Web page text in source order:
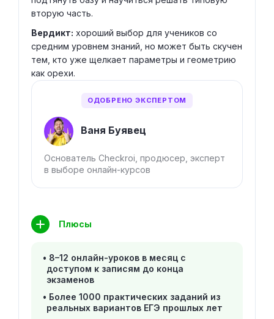
вторую часть.
Вердикт: хороший выбор для учеников со
средним уровнем знаний, но может быть скучен
тем, кто уже щелкает параметры и геометрию
как орехи.
ОДОБРЕНО ЭКСПЕРТОМ
Ваня Буявец
Основатель Checkroi, продюсер, эксперт
в выборе онлайн-курсов
Плюсы
8–12 онлайн-уроков в месяц с
доступом к записям до конца
экзаменов
Более 1000 практических заданий из
реальных вариантов ЕГЭ прошлых лет